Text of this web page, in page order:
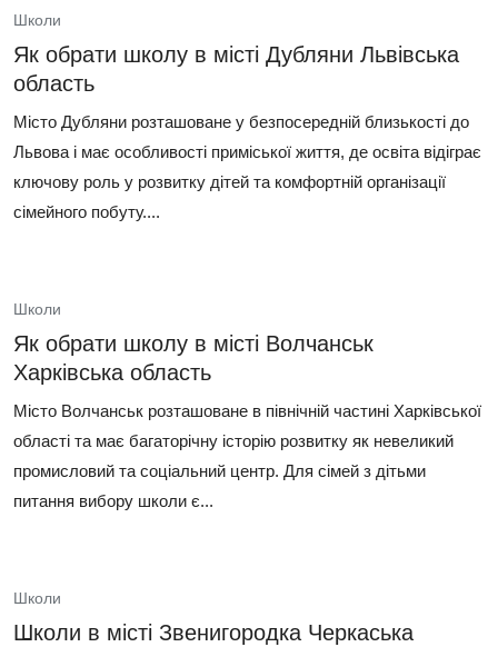
Школи
Як обрати школу в місті Дубляни Львівська
область
Місто Дубляни розташоване у безпосередній близькості до
Львова і має особливості приміської життя, де освіта відіграє
ключову роль у розвитку дітей та комфортній організації
сімейного побуту....
Школи
Як обрати школу в місті Волчанськ
Харківська область
Місто Волчанськ розташоване в північній частині Харківської
області та має багаторічну історію розвитку як невеликий
промисловий та соціальний центр. Для сімей з дітьми
питання вибору школи є...
Школи
Школи в місті Звенигородка Черкаська